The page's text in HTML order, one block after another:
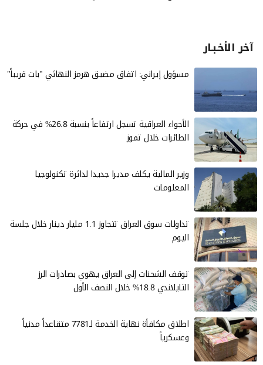
آخر الأخـبـار
مسؤول إيراني: اتفاق مضيق هرمز النهائي "بات قريباً"
الأجواء العراقية تسجل ارتفاعاً بنسبة 26.8% في حركة
الطائرات خلال تموز
وزير المالية يكلف مديرا جديدا لدائرة تكنولوجيا
المعلومات
تداولات سوق العراق تتجاوز 1.1 مليار دينار خلال جلسة
اليوم
توقف الشحنات إلى العراق يهوي بصادرات الرز
التايلاندي 18.8% خلال النصف الأول
اطلاق مكافأة نهاية الخدمة لـ7781 متقاعداً مدنياً
وعسكرياً